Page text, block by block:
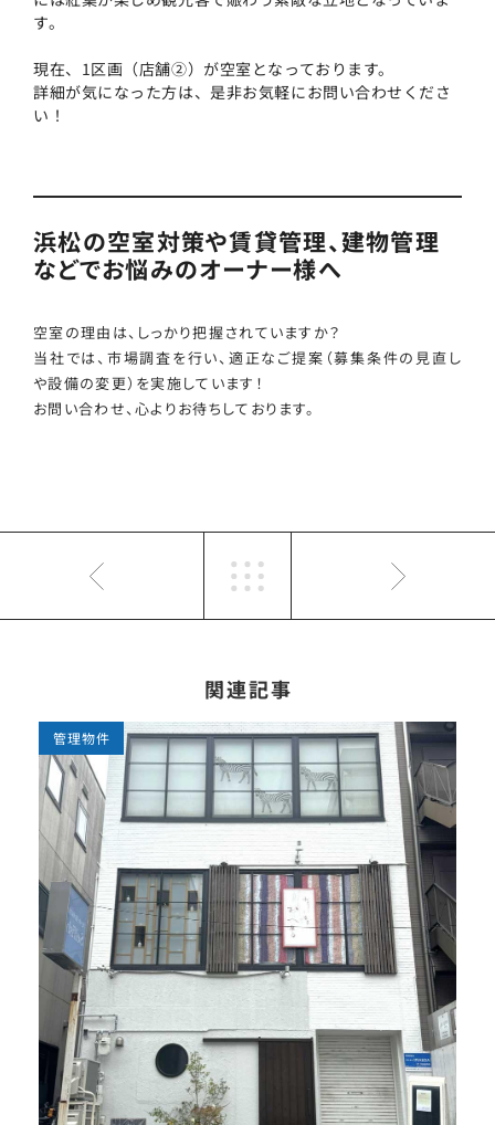
す。
現在、1区画（店舗②）が空室となっております。
詳細が気になった方は、是非お気軽にお問い合わせくださ
い！
浜松の空室対策や賃貸管理、建物管理
などでお悩みのオーナー様へ
空室の理由は、しっかり把握されていますか？
当社では、市場調査を行い、適正なご提案（募集条件の見直し
や設備の変更）を実施しています！
お問い合わせ、心よりお待ちしております。
関連記事
管理物件